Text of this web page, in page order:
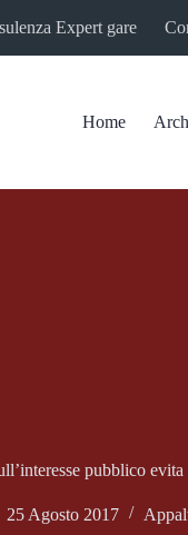
Expert gare
Home
pubblico evita
25 Agosto 2017